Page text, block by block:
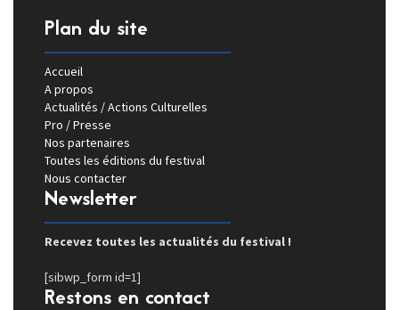
Plan du site
Accueil
A propos
Actualités / Actions Culturelles
Pro / Presse
Nos partenaires
Toutes les éditions du festival
Nous contacter
Newsletter
Recevez toutes les actualités du festival !
[sibwp_form id=1]
Restons en contact